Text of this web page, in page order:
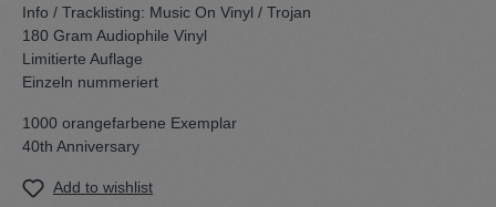
Info / Tracklisting: Music On Vinyl / Trojan
180 Gram Audiophile Vinyl
Limitierte Auflage
Einzeln nummeriert
1000 orangefarbene Exemplar
40th Anniversary
Add to wishlist